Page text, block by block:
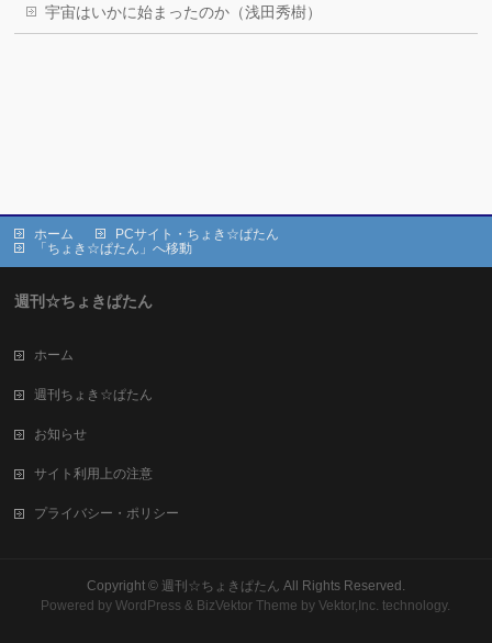
宇宙はいかに始まったのか（浅田秀樹）
ホーム
PCサイト・ちょき☆ぱたん
「ちょき☆ぱたん」へ移動
週刊☆ちょきぱたん
ホーム
週刊ちょき☆ぱたん
お知らせ
サイト利用上の注意
プライバシー・ポリシー
Copyright © 週刊☆ちょきぱたん All Rights Reserved.
Powered byWordPress & BizVektor Theme by Vektor,Inc. technology.